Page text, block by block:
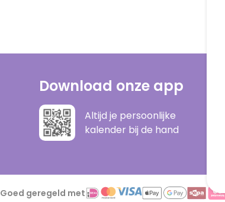
Download onze app
Altijd je persoonlijke
kalender bij de hand
Goed geregeld met